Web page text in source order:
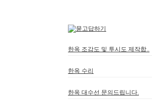
한옥 조감도 및 투시도 제작합..
한옥 수리
한옥 대수선 문의드립니다.